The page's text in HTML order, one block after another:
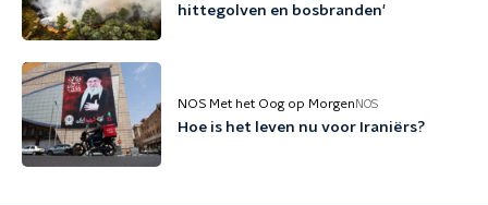
hittegolven en bosbranden'
NOS Met het Oog op Morgen NOS
Hoe is het leven nu voor Iraniërs?